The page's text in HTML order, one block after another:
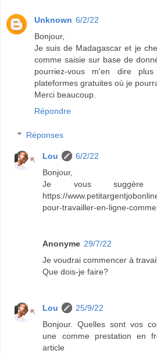
Unknown 6/2/22
Bonjour,
Je suis de Madagascar et je
comme saisie sur base de
pourriez-vous m'en dire
plateformes gratuites où je
Merci beaucoup.
Répondre
Réponses
Lou
6/2/22
Bonjour,
Je vous
https://
pour-travailler-en-ligne-
Anonyme 29/7/22
Je voudrai commencer à
Que dois-je faire?
Lou
25/9/22
Bonjour. Quelles sont vos
une comme prestation en